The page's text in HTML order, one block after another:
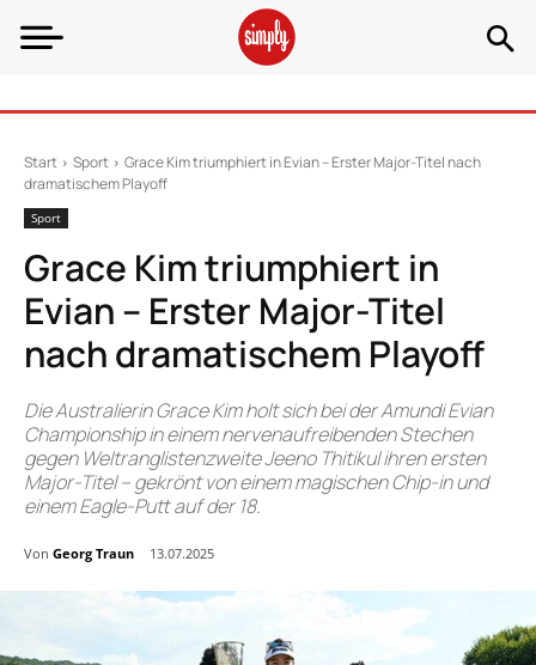
Start Sport
Grace Kim triumphiert in Evian – Erster Major-Titel nach
dramatischem Playoff
Sport
Grace Kim triumphiert in
Evian – Erster Major-Titel
nach dramatischem Playoff
Die Australierin Grace Kim holt sich bei der Amundi Evian
Championship in einem nervenaufreibenden Stechen
gegen Weltranglistenzweite Jeeno Thitikul ihren ersten
Major-Titel – gekrönt von einem magischen Chip-in und
einem Eagle-Putt auf der 18.
Von Georg Traun 13.07.2025